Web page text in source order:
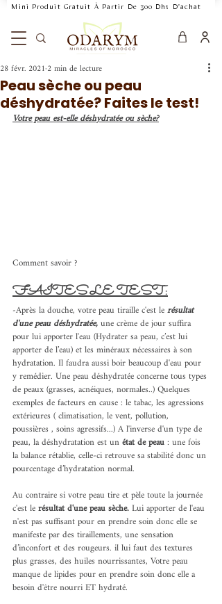
Mini Produit Gratuit À Partir De 300 Dhs D'achat
Peau sèche ou peau
déshydratée? Faites le test!
28 févr. 2021 2 min de lecture
Votre peau est-elle déshydratée ou sèche?
Comment savoir ?
FAITES LE TEST:
-Après la douche, votre peau tiraille c'est le résultat
d'une peau déshydratée, une crème de jour suffira
pour lui apporter l'eau (Hydrater sa peau, c’est lui
apporter de l’eau) et les minéraux nécessaires à son
hydratation. Il faudra aussi boir beaucoup d'eau pour
y remédier. Une peau déshydratée concerne tous types
de peaux (grasses, acnéiques, normales..) Quelques
exemples de facteurs en cause : le tabac, les agressions
extérieures ( climatisation, le vent, pollution,
poussières , soins agressifs...) A l'inverse d'un type de
peau, la déshydratation est un état de peau : une fois
la balance rétablie, celle-ci retrouve sa stabilité donc un
pourcentage d’hydratation normal.
Au contraire si votre peau tire et pèle toute la journée
c'est le résultat d'une peau sèche. Lui apporter de l'eau
n'est pas suffisant pour en prendre soin donc elle se
manifeste par des tiraillements, une sensation
d’inconfort et des rougeurs. il lui faut des textures
plus grasses, des huiles nourrissantes, Votre peau
manque de lipides pour en prendre soin donc elle a
besoin d'être nourri ET hydraté.